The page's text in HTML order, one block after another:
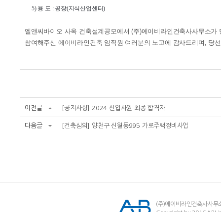
5) 용 도 : 공장(지식산업센터)
엘앤씨바이오 사옥 건축설계공모에서 (주)에이비라인건축사사무소가
참여해주신 에이비라인건축 임직원 여러분의 노고에 감사드리며, 당
이전글 [공지사항] 2024 신입사원 최종 합격자
다음글 [건축심의] 양천구 신월동995 가로주택정비사업
(주)에이비라인건축사사무